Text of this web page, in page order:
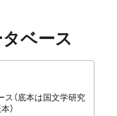
ベース
（底本は国文学研究
）